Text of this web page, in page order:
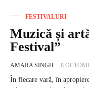
FESTIVALURI
Muzică și
Festival”
AMARA SINGH - 8
În fiecare vară, în